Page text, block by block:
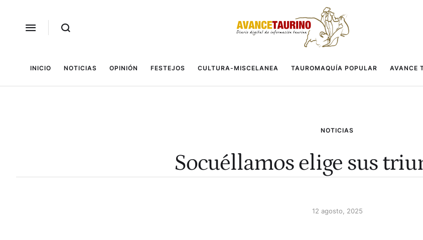
INICIO NOTICIAS OPINIÓN FESTEJOS CULTURA-MISCELANEA TAUROMAQUÍA POPULAR AVANCE
NOTICIAS
Socuéllamos elige sus
12 agosto, 2025